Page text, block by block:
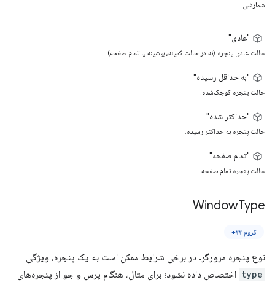
شمارشی
"عادی"
حالت عادی پنجره (نه در حالت کمینه، بیشینه یا تمام صفحه).
"به حداقل رسیده"
حالت پنجره کوچک‌شده.
"حداکثر شده"
حالت پنجره به حداکثر رسیده.
"تمام صفحه"
حالت پنجره تمام صفحه.
WindowType
کروم ۴۴+
نوع پنجره مرورگر. در برخی شرایط ممکن است به یک پنجره، ویژگی
type اختصاص داده نشود؛ برای مثال، هنگام پرس و جو از پنجره‌های